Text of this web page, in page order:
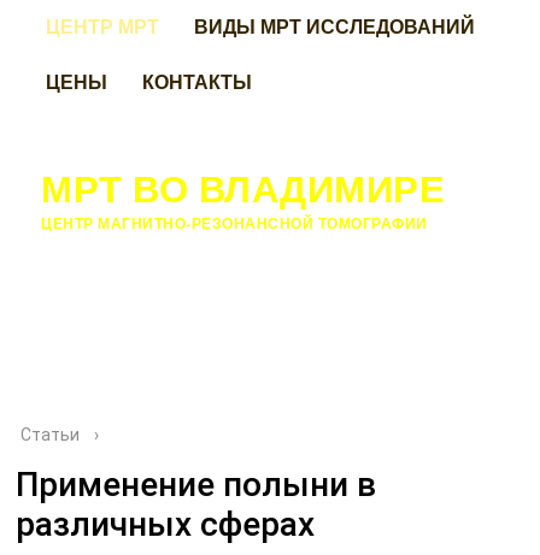
ЦЕНТР МРТ
ВИДЫ МРТ ИССЛЕДОВАНИЙ
ЦЕНЫ
КОНТАКТЫ
МРТ ВО ВЛАДИМИРЕ
ЦЕНТР МАГНИТНО-РЕЗОНАНСНОЙ ТОМОГРАФИИ
Статьи ›
Применение полыни в
различных сферах